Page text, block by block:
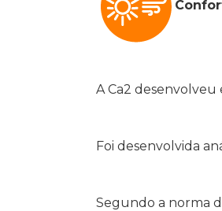
A Ca2 desenvolveu
Foi desenvolvida
Segundo a norma